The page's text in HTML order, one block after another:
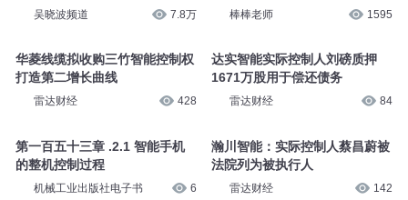
吴晓波频道 7.8万
华菱线缆拟收购三竹智能控制权
打造第二增长曲线
雷达财经 428
第一百五十三章 .2.1 智能手机
的整机控制过程
机械工业出版社电子书 6
棒棒老师 1595
达实智能实际控制人刘磅质押
1671万股用于偿还债务
雷达财经 84
瀚川智能：实际控制人蔡昌蔚被
法院列为被执行人
雷达财经 142